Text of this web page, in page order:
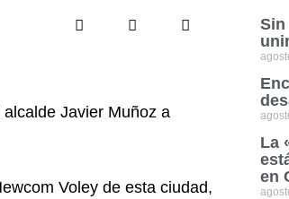
Javier Muñoz a
Voley de esta ciudad,
Sin
La
en